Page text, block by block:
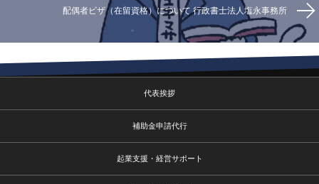
配偶者ビザ（在留資格）について 行政書士法人塩永事務所
代表挨拶
補助金申請代行
起業支援・経営サポート